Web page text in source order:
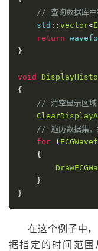
// 查询数据库中
    std
:: vector<
return
}
void
{
// 清空显示区域
// 遍历数据集，
for
(
{
}
}
在这个例子中，
据指定的时间范